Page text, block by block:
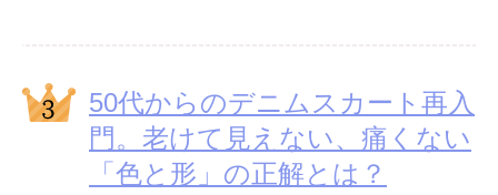
50代からのデニムスカート再入
門。老けて見えない、痛くない
「色と形」の正解とは？